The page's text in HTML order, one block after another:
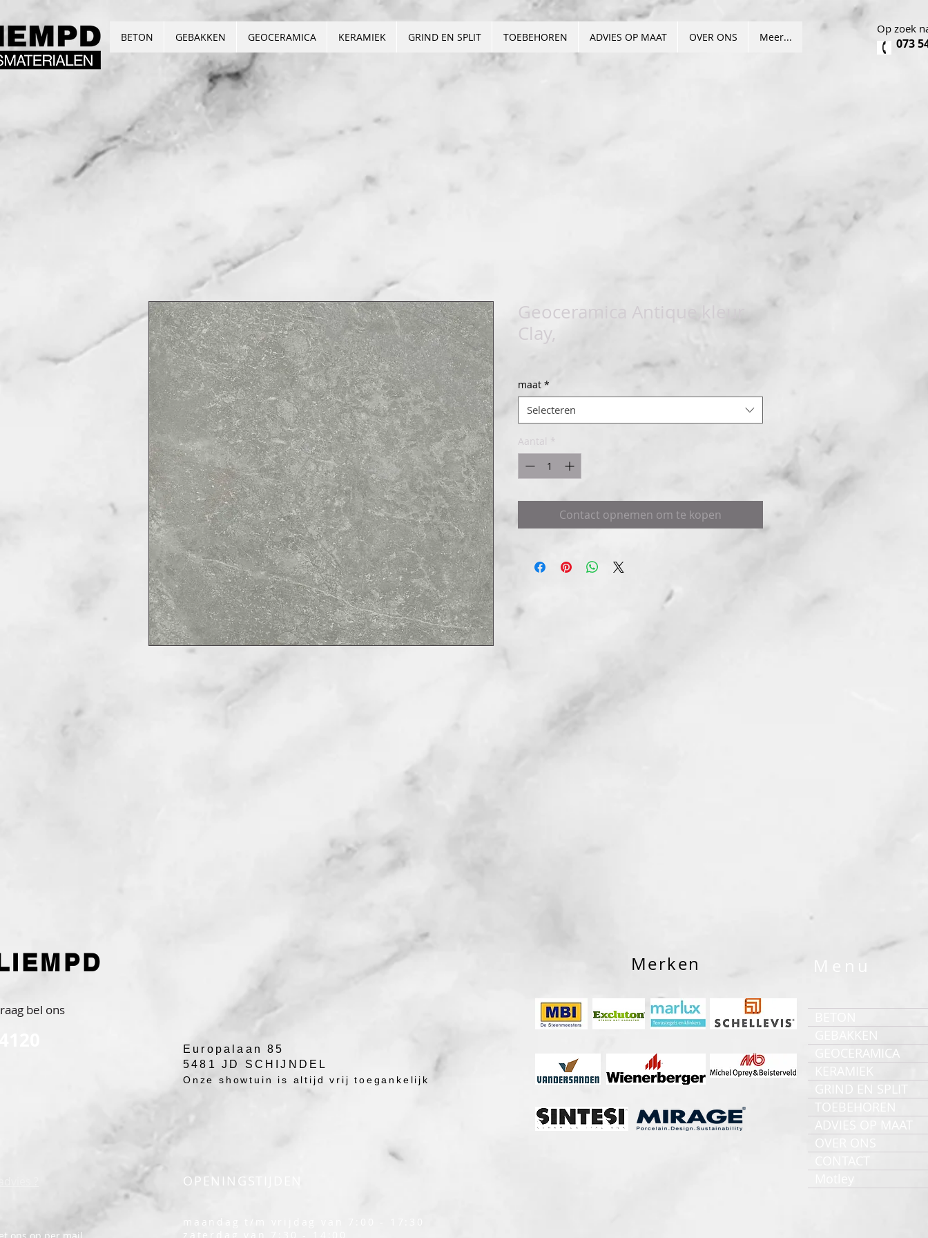
BETON GEBAKKEN GEOCERAMICA KERAMIEK GRIND EN SPLIT TOEBEHOREN ADVIES OP MAAT OVER ONS Meer...
Op zoek
073
Geoceramica Antique,kleur
Clay,
maat *
Selecteren
Aantal *
Contact opnemen om te kopen
bel ons
Merken Menu
Europalaan 85
5481 JD SCHIJNDEL
Onze showtuin is altijd vrij toegankelijk
OPENINGSTIJDEN
GEOCERAMICA
GRIND EN SPLIT
TOEBEHOREN
ADVIES OP MAAT
OVER ONS
maandag t/m vrijdag van 7:00 - 17:30